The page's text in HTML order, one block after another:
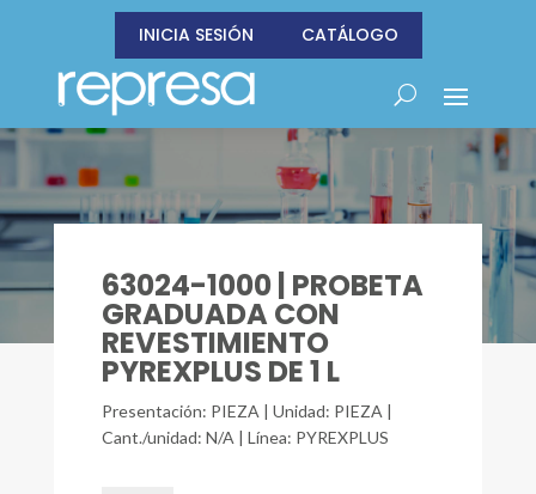
INICIA SESIÓN CATÁLOGO
63024-1000 | PROBETA
GRADUADA CON
REVESTIMIENTO
PYREXPLUS DE 1 L
Presentación: PIEZA | Unidad: PIEZA |
Cant./unidad: N/A | Línea: PYREXPLUS